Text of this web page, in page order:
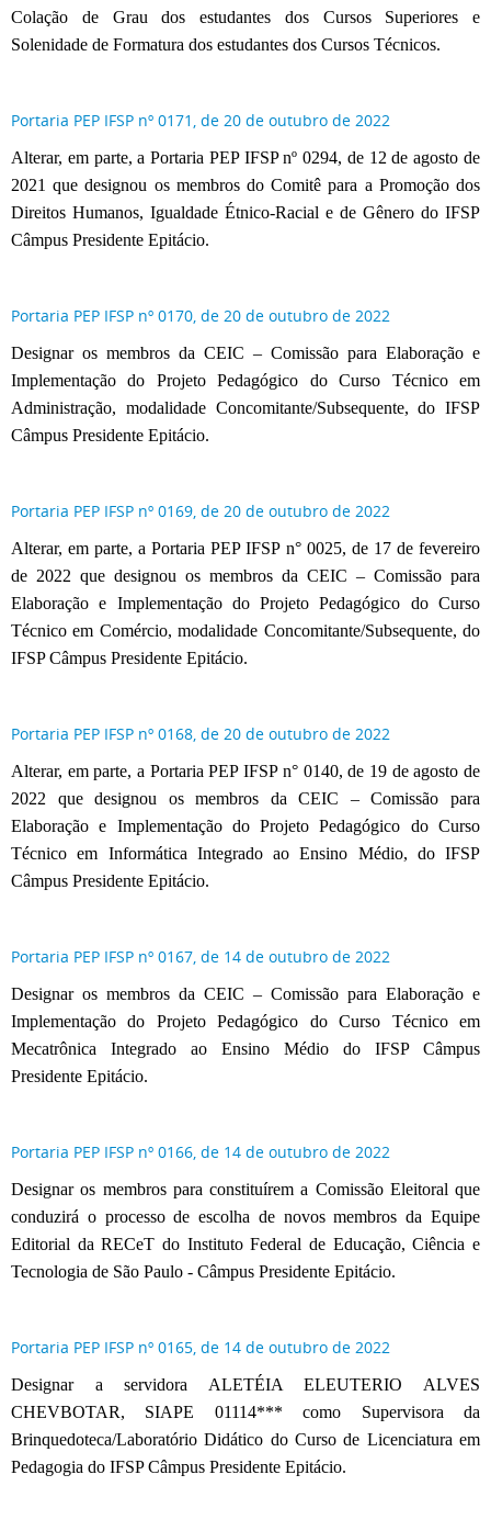
Colação de Grau dos estudantes dos Cursos Superiores e
Solenidade de Formatura dos estudantes dos Cursos Técnicos.
Portaria PEP IFSP nº 0171, de 20 de outubro de 2022
Alterar, em parte, a Portaria PEP IFSP nº 0294, de 12 de agosto de
2021 que designou os membros do Comitê para a Promoção dos
Direitos Humanos, Igualdade Étnico-Racial e de Gênero do IFSP
Câmpus Presidente Epitácio.
Portaria PEP IFSP nº 0170, de 20 de outubro de 2022
Designar os membros da CEIC – Comissão para Elaboração e
Implementação do Projeto Pedagógico do Curso Técnico em
Administração, modalidade Concomitante/Subsequente, do IFSP
Câmpus Presidente Epitácio.
Portaria PEP IFSP nº 0169, de 20 de outubro de 2022
Alterar, em parte, a Portaria PEP IFSP n° 0025, de 17 de fevereiro
de 2022 que designou os membros da CEIC – Comissão para
Elaboração e Implementação do Projeto Pedagógico do Curso
Técnico em Comércio, modalidade Concomitante/Subsequente, do
IFSP Câmpus Presidente Epitácio.
Portaria PEP IFSP nº 0168, de 20 de outubro de 2022
Alterar, em parte, a Portaria PEP IFSP n° 0140, de 19 de agosto de
2022 que designou os membros da CEIC – Comissão para
Elaboração e Implementação do Projeto Pedagógico do Curso
Técnico em Informática Integrado ao Ensino Médio, do IFSP
Câmpus Presidente Epitácio.
Portaria PEP IFSP nº 0167, de 14 de outubro de 2022
Designar os membros da CEIC – Comissão para Elaboração e
Implementação do Projeto Pedagógico do Curso Técnico em
Mecatrônica Integrado ao Ensino Médio do IFSP Câmpus
Presidente Epitácio.
Portaria PEP IFSP nº 0166, de 14 de outubro de 2022
Designar os membros para constituírem a Comissão Eleitoral que
conduzirá o processo de escolha de novos membros da Equipe
Editorial da RECeT do Instituto Federal de Educação, Ciência e
Tecnologia de São Paulo - Câmpus Presidente Epitácio.
Portaria PEP IFSP nº 0165, de 14 de outubro de 2022
Designar a servidora ALETÉIA ELEUTERIO ALVES
CHEVBOTAR, SIAPE 01114*** como Supervisora da
Brinquedoteca/Laboratório Didático do Curso de Licenciatura em
Pedagogia do IFSP Câmpus Presidente Epitácio.